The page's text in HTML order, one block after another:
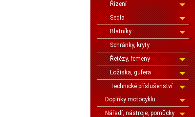
Řízení
Sedla
Blatníky
Schránky, kryty
Řetězy, řemeny
Ložiska, gufera
Technické příslušenství
Doplňky motocyklu
Nářadí, nástroje, pomůcky